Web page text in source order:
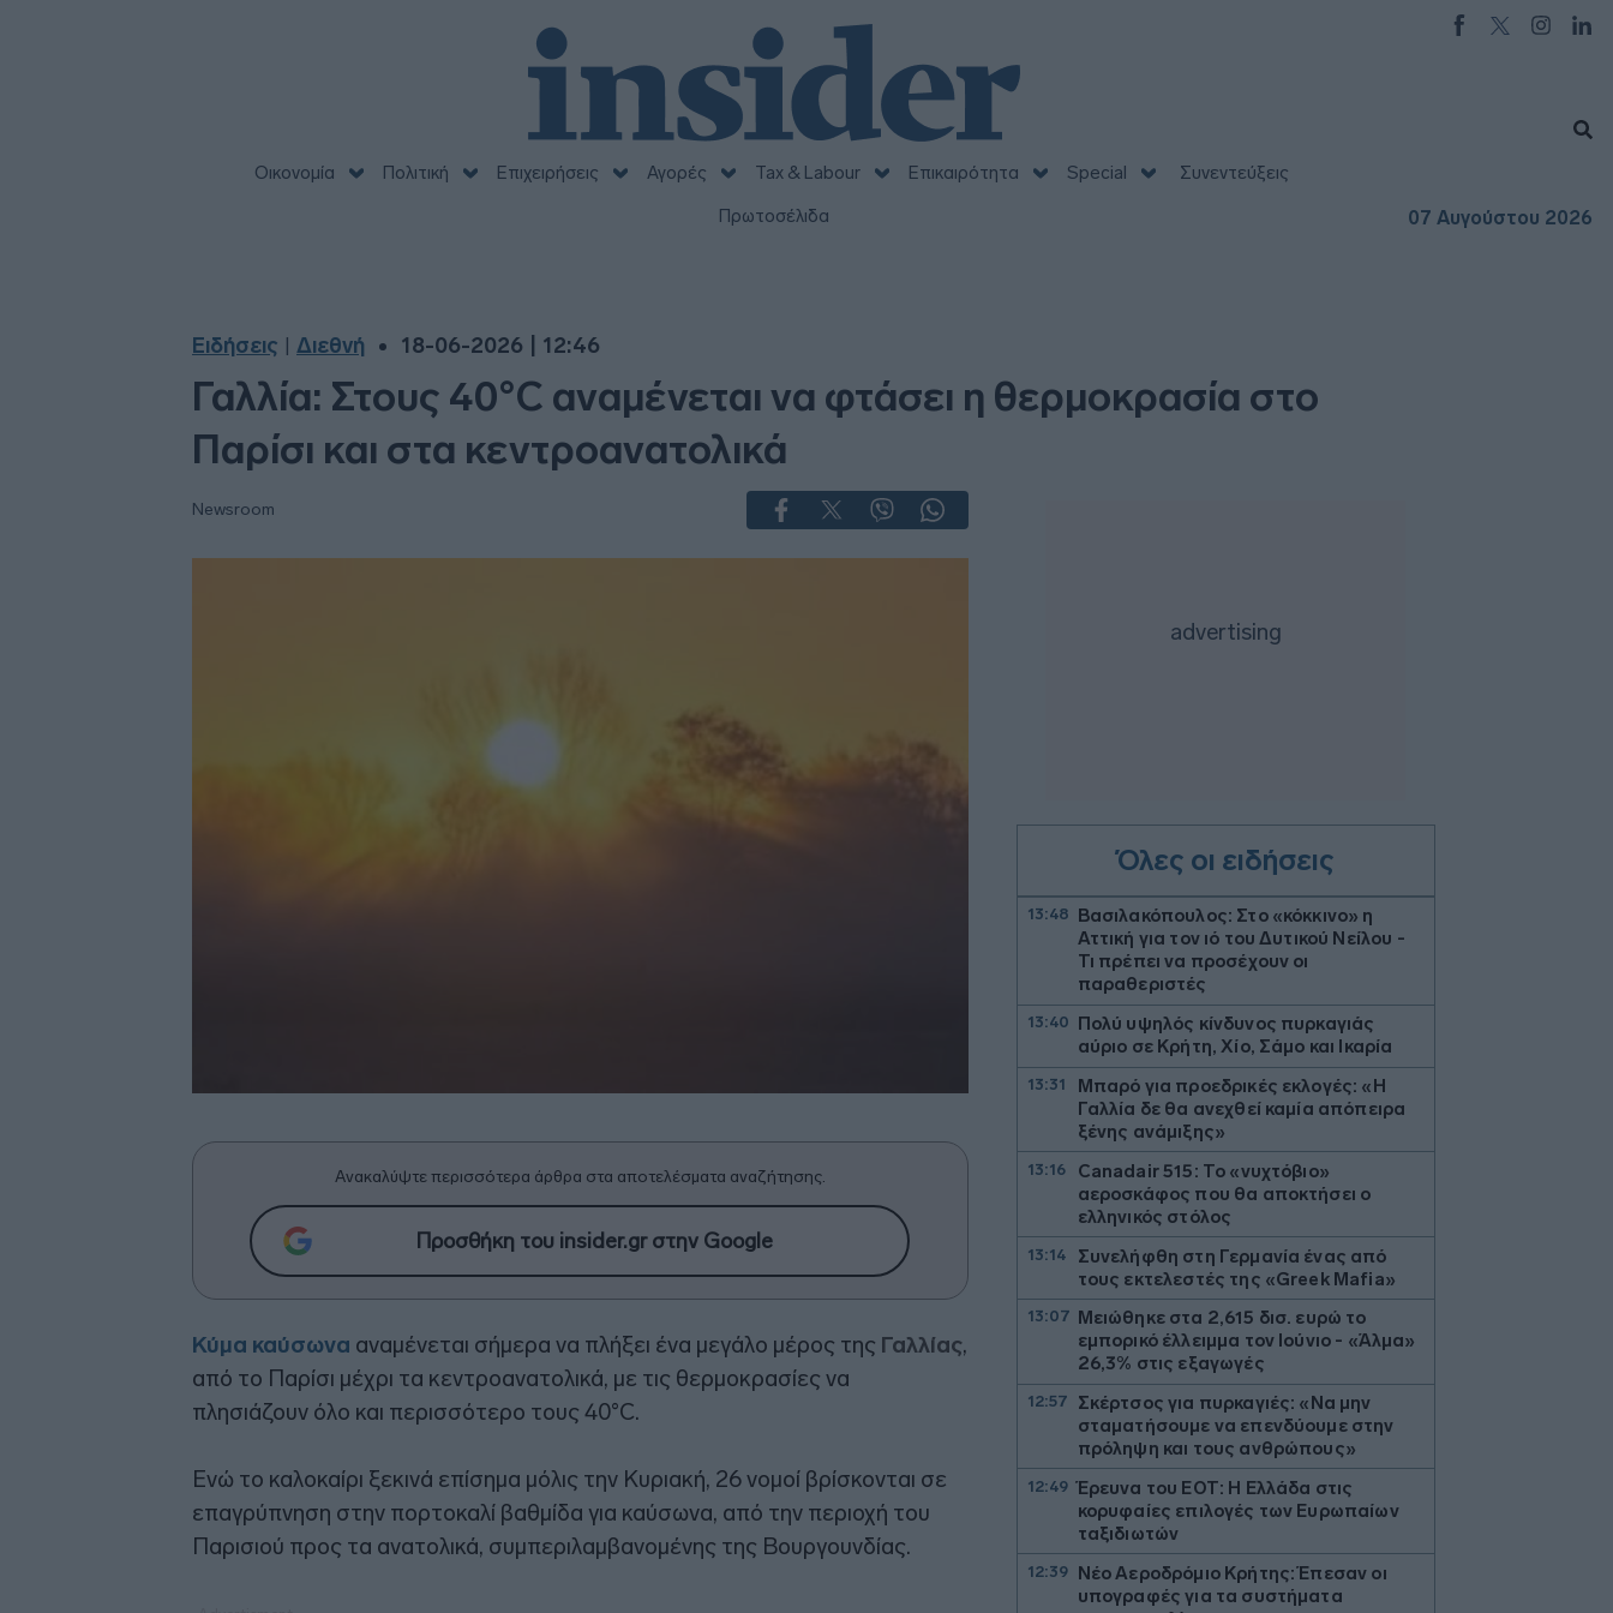
Οικονομία Πολιτική Επιχειρήσεις Αγορές Tax & Labour Επικαιρότητα Special
Συνεντεύξεις
Πρωτοσέλιδα
07 Αυγούστου 2026
Ειδήσεις Διεθνή 18-06-2026 | 12:46
Γαλλία: Στους 40°C αναμένεται να φτάσει η θερμοκρασία στο
Παρίσι και στα κεντροανατολικά
Newsroom
Ανακαλύψτε περισσότερα άρθρα στα αποτελέσματα αναζήτησης.
Προσθήκη του insider.gr στην Google
Κύμα καύσωνα αναμένεται σήμερα να πλήξει ένα μεγάλο μέρος της Γαλλίας,
από το Παρίσι μέχρι τα κεντροανατολικά, με τις θερμοκρασίες να
πλησιάζουν όλο και περισσότερο τους 40°C.
Ενώ το καλοκαίρι ξεκινά επίσημα μόλις την Κυριακή, 26 νομοί βρίσκονται σε
επαγρύπνηση στην πορτοκαλί βαθμίδα για καύσωνα, από την περιοχή του
Παρισιού προς τα ανατολικά, συμπεριλαμβανομένης της Βουργουνδίας.
Όλες οι ειδήσεις
13:48
Βασιλακόπουλος: Στο «κόκκινο» η
Αττική για τον ιό του Δυτικού Νείλου -
Τι πρέπει να προσέχουν οι
παραθεριστές
13:40 Πολύ υψηλός κίνδυνος πυρκαγιάς
αύριο σε Κρήτη, Χίο, Σάμο και Ικαρία
13:31
Μπαρό για προεδρικές εκλογές: «Η
Γαλλία δε θα ανεχθεί καμία απόπειρα
ξένης ανάμιξης»
13:16
Canadair 515: Το «νυχτόβιο»
αεροσκάφος που θα αποκτήσει ο
ελληνικός στόλος
13:14
Συνελήφθη στη Γερμανία ένας από
τους εκτελεστές της «Greek Mafia»
13:07 Μειώθηκε στα 2,615 δισ. ευρώ το
εμπορικό έλλειμμα τον Ιούνιο - «Άλμα»
26,3% στις εξαγωγές
12:57
Σκέρτσος για πυρκαγιές: «Nα μην
σταματήσουμε να επενδύουμε στην
πρόληψη και τους ανθρώπους»
12:49 Έρευνα του ΕΟΤ: Η Ελλάδα στις
κορυφαίες επιλογές των Ευρωπαίων
ταξιδιωτών
12:39
Νέο Αεροδρόμιο Κρήτης: Έπεσαν οι
υπογραφές για τα συστήματα